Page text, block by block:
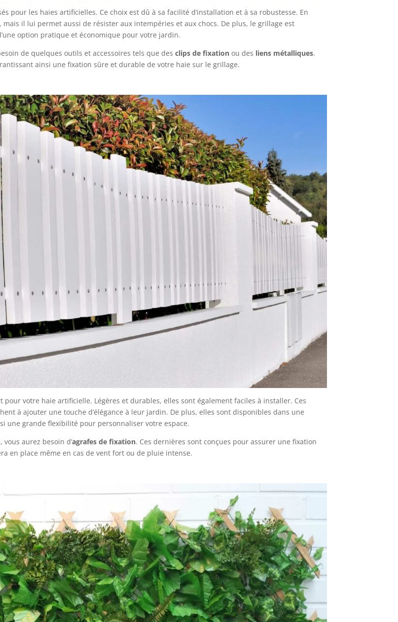
pour les haies artificielles. Ce choix est dû à sa facilité d’installation et à sa robustesse. En
il lui permet aussi de résister aux intempéries et aux chocs. De plus, le grillage est
option pratique et économique pour votre jardin.
de quelques outils et accessoires tels que desclips de fixation ou des liens métalliques.
ainsi une fixation sûre et durable de votre haie sur le grillage.
votre haie artificielle. Légères et durables, elles sont également faciles à installer. Ces
à ajouter une touche d’élégance à leur jardin. De plus, elles sont disponibles dans une
une grande flexibilité pour personnaliser votre espace.
aurez besoin d’agrafes de fixation. Ces dernières sont conçues pour assurer une fixation
en place même en cas de vent fort ou de pluie intense.